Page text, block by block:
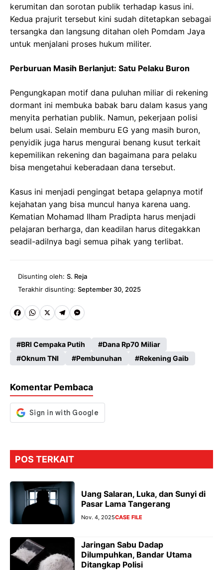
kerumitan dan sorotan publik terhadap kasus ini.
Kedua prajurit tersebut kini sudah ditetapkan sebagai
tersangka dan langsung ditahan oleh Pomdam Jaya
untuk menjalani proses hukum militer.
Perburuan Masih Berlanjut: Satu Pelaku Buron
Pengungkapan motif dana puluhan miliar di rekening
dormant ini membuka babak baru dalam kasus yang
menyita perhatian publik. Namun, pekerjaan polisi
belum usai. Selain memburu EG yang masih buron,
penyidik juga harus mengurai benang kusut terkait
kepemilikan rekening dan bagaimana para pelaku
bisa mengetahui keberadaan dana tersebut.
Kasus ini menjadi pengingat betapa gelapnya motif
kejahatan yang bisa muncul hanya karena uang.
Kematian Mohamad Ilham Pradipta harus menjadi
pelajaran berharga, dan keadilan harus ditegakkan
seadil-adilnya bagi semua pihak yang terlibat.
Disunting oleh: S. Reja
Terakhir disunting: September 30, 2025
Fa
b
o
k
W
ts
A
p
X
Te
gr
a
M
se
n
er
BRI Cempaka Putih
Dana Rp70 Miliar
Oknum TNI
Pembunuhan Rekening Gaib
Komentar Pembaca
POS TERKAIT
Uang Salaran, Luka, dan Sunyi di
Pasar Lama Tangerang
Nov. 4, 2025CASE FILE
Jaringan Sabu Dadap
Dilumpuhkan, Bandar Utama
Ditangkap Polisi